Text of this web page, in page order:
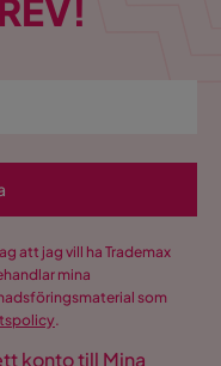
att jag vill ha Trademax
mina
som
.
konto till Mina